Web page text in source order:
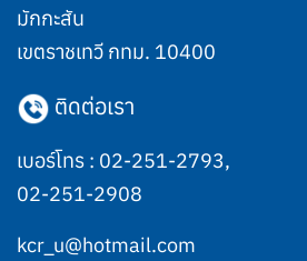
มักกะสัน
เขตราชเทวี กทม. 10400
ติดต่อเรา
เบอร์โทร : 02-251-2793,
02-251-2908
kcr_u@hotmail.com